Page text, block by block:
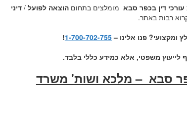
עורכי דין בכפר סבא מומלצים בתחוםהוצאה לפועל /דיני
רבות באתר.
ומקצועי? פנו אלינו –1-700-702-755
!
לייעוץ משפטי, אלא כמידע כללי בלבד.
סבא – מלכא ושות' משרד